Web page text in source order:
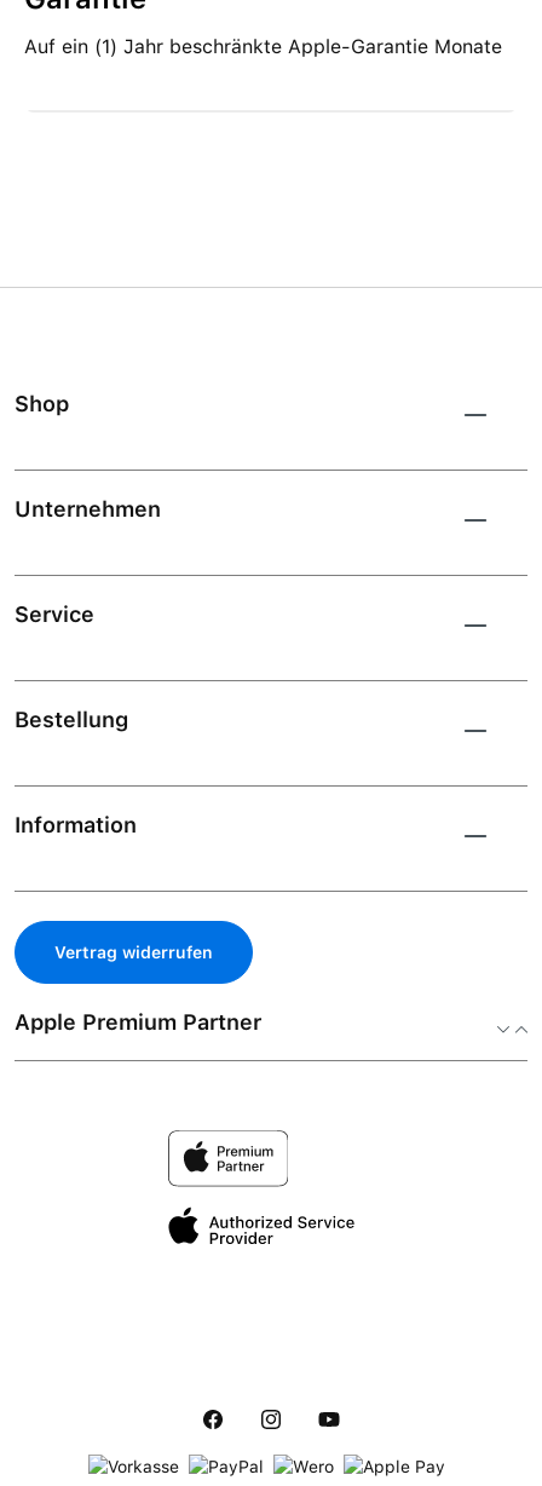
Auf ein (1) Jahr beschränkte Apple-Garantie Monate
Shop
Unternehmen
Service
Bestellung
Information
Vertrag widerrufen
Apple Premium Partner